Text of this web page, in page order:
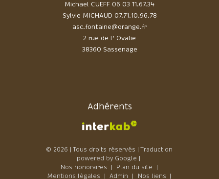
2 rue de l' Ovalie
38360 Sassenage
Michael CUEFF 06 03 11.67.34
Sylvie MICHAUD 07.71.10.96.78
asc.fontaine@orange.fr
Adhérents
© 2026 | Tous droits réservés | Traduction
powered by Google |
Nos honoraires
Plan du site
Mentions légales
Admin Nos liens